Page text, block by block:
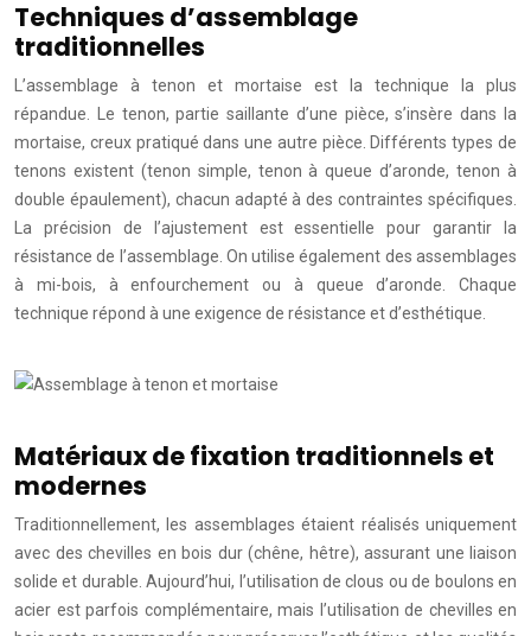
Techniques d’assemblage
traditionnelles
L’assemblage à tenon et mortaise est la technique la plus
répandue. Le tenon, partie saillante d’une pièce, s’insère dans la
mortaise, creux pratiqué dans une autre pièce. Différents types de
tenons existent (tenon simple, tenon à queue d’aronde, tenon à
double épaulement), chacun adapté à des contraintes spécifiques.
La précision de l’ajustement est essentielle pour garantir la
résistance de l’assemblage. On utilise également des assemblages
à mi-bois, à enfourchement ou à queue d’aronde. Chaque
technique répond à une exigence de résistance et d’esthétique.
Matériaux de fixation traditionnels et
modernes
Traditionnellement, les assemblages étaient réalisés uniquement
avec des chevilles en bois dur (chêne, hêtre), assurant une liaison
solide et durable. Aujourd’hui, l’utilisation de clous ou de boulons en
acier est parfois complémentaire, mais l’utilisation de chevilles en